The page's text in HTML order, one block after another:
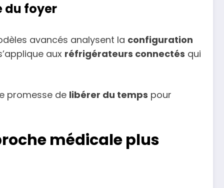
du foyer
avancés analysent la configuration
aux réfrigérateurs connectés qui
promesse de libérer du temps pour
médicale plus